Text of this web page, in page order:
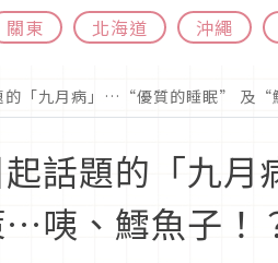
關東 北海道 沖繩
的「九月病」…“優質的睡眠” 及
起話題的「
咦、鱈魚子！